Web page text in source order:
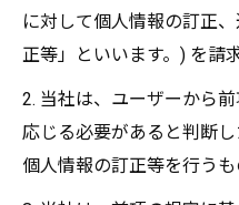
に対して個人情報の訂正
正等」といいます。) を請
2. 当社は、ユーザーから
応じる必要があると判断
個人情報の訂正等を行うも